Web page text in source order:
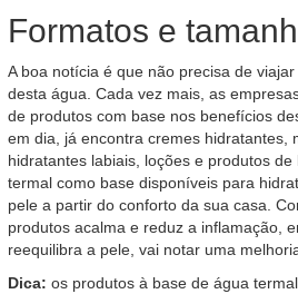
Formatos e
A boa notícia é que não precisa de
desta água. Cada vez mais, as
de produtos com base nos benefícios
em dia, já encontra cremes hidratantes,
hidratantes labiais, loções e produtos
termal como base disponíveis para
pele a partir do conforto da sua casa.
produtos acalma e reduz a inflamação,
reequilibra a pele, vai notar uma
Dica: os produtos à base de água